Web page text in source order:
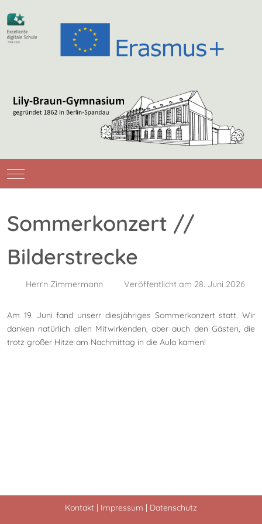
Mobile Menu Toggle
Sommerkonzert //
Bilderstrecke
Herrn Zimmermann Veröffentlicht am 28. Juni 2026
Am 19. Juni fand unserr diesjähriges Sommerkonzert statt. Wir
danken natürlich allen Mitwirkenden, aber auch den Gästen, die
trotz großer Hitze am Nachmittag in die Aula kamen!
Kontakt | Impressum | Datenschutz